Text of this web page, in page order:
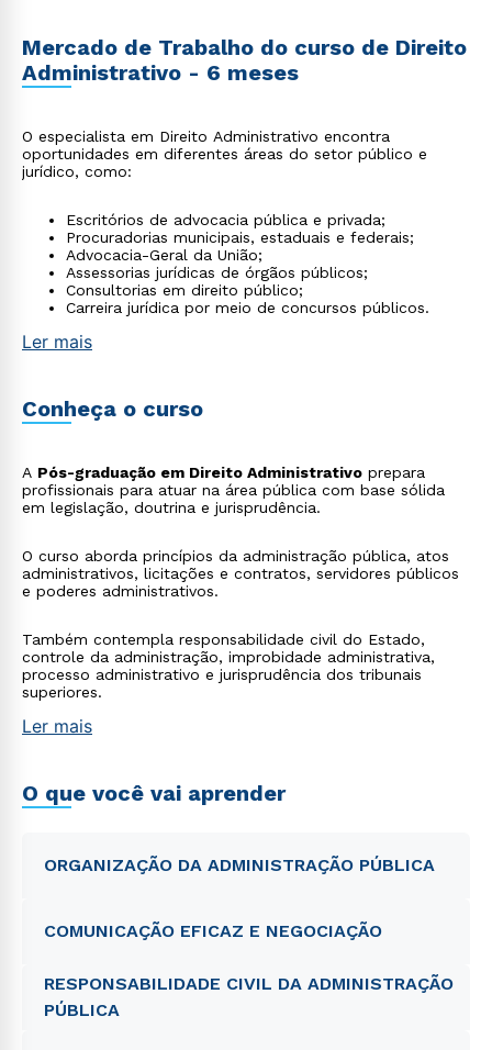
Mercado de Trabalho do curso de Direito
Administrativo - 6 meses
O especialista em Direito Administrativo encontra
oportunidades em diferentes áreas do setor público e
jurídico, como:
Escritórios de advocacia pública e privada;
Procuradorias municipais, estaduais e federais;
Advocacia-Geral da União;
Assessorias jurídicas de órgãos públicos;
Consultorias em direito público;
Carreira jurídica por meio de concursos públicos.
Ler mais
Conheça o curso
A Pós-graduação em Direito Administrativo prepara
profissionais para atuar na área pública com base sólida
em legislação, doutrina e jurisprudência.
O curso aborda princípios da administração pública, atos
administrativos, licitações e contratos, servidores públicos
e poderes administrativos.
Também contempla responsabilidade civil do Estado,
controle da administração, improbidade administrativa,
processo administrativo e jurisprudência dos tribunais
superiores.
Ler mais
O que você vai aprender
ORGANIZAÇÃO DA ADMINISTRAÇÃO PÚBLICA
COMUNICAÇÃO EFICAZ E NEGOCIAÇÃO
RESPONSABILIDADE CIVIL DA ADMINISTRAÇÃO
PÚBLICA